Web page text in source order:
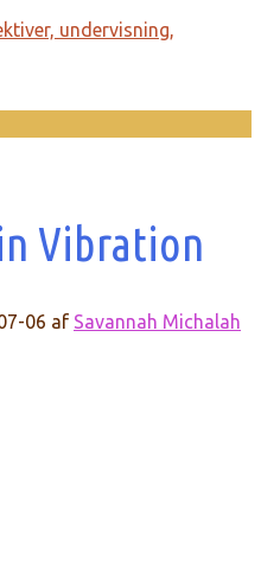
under­visning,
Vibration
06 af Savannah Michalah